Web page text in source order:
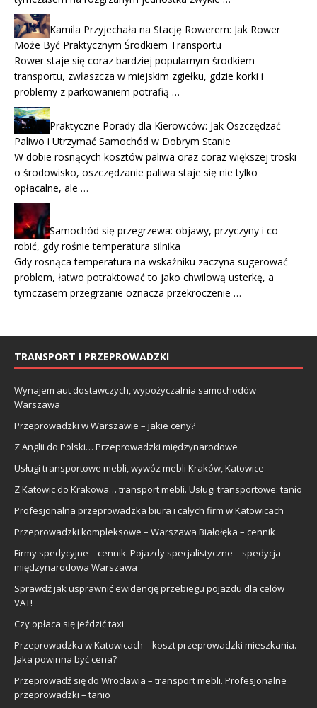
Kamila Przyjechała na Stację Rowerem: Jak Rower
Może Być Praktycznym Środkiem Transportu
Rower staje się coraz bardziej popularnym środkiem
transportu, zwłaszcza w miejskim zgiełku, gdzie korki i
problemy z parkowaniem potrafią …
Praktyczne Porady dla Kierowców: Jak Oszczędzać
Paliwo i Utrzymać Samochód w Dobrym Stanie
W dobie rosnących kosztów paliwa oraz coraz większej troski
o środowisko, oszczędzanie paliwa staje się nie tylko
opłacalne, ale …
Samochód się przegrzewa: objawy, przyczyny i co
robić, gdy rośnie temperatura silnika
Gdy rosnąca temperatura na wskaźniku zaczyna sugerować
problem, łatwo potraktować to jako chwilową usterkę, a
tymczasem przegrzanie oznacza przekroczenie …
TRANSPORT I PRZEPROWADZKI
Wynajem aut dostawczych, wypożyczalnia samochodów
Warszawa
Przeprowadzki w Warszawie – jakie ceny?
Z Anglii do Polski… Przeprowadzki międzynarodowe
Usługi transportowe mebli, wywóz mebli Kraków, Katowice
Z Katowic do Krakowa… transport mebli. Usługi transportowe: tanio
Profesjonalna przeprowadzka biura i całych firm w Katowicach
Przeprowadzki kompleksowe – Warszawa Białołęka – cennik
Firmy spedycyjne – cennik. Pojazdy specjalistyczne – spedycja
międzynarodowa Warszawa
Sprawdź jak usprawnić ewidencję przebiegu pojazdu dla celów
VAT!
Czy opłaca się jeździć taxi
Przeprowadzka w Katowicach – koszt przeprowadzki mieszkania.
Jaka powinna być cena?
Przeprowadź się do Wrocławia – transport mebli. Profesjonalne
przeprowadzki – tanio